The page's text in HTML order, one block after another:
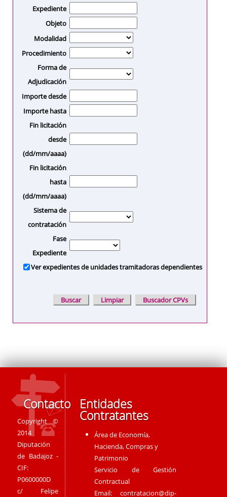
Expediente
Objeto
Modalidad
Procedimiento
Forma de
Adjudicación
Importe desde
Importe hasta
Fin licitación
desde
(dd/mm/aaaa)
Fin licitación
hasta
(dd/mm/aaaa)
Sistema de
contratación
Fase
Expediente
Ver expedientes de unidades tramitadoras dependientes
Contacto
Copyright ©
2014
Diputación
de Badajoz -
CIF:
P0600000D
c/ Felipe
Entidades
Contratantes
Área de Economía,
Hacienda, Compras y
Patrimonio
Servicio de Gestión
Contractual
Email:contratacion@dip-